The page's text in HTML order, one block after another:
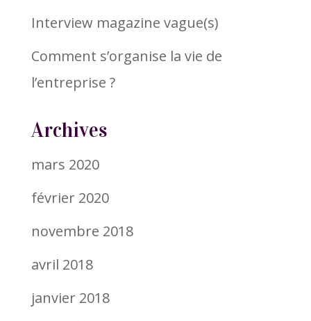
Interview magazine vague(s)
Comment s’organise la vie de
l’entreprise ?
Archives
mars 2020
février 2020
novembre 2018
avril 2018
janvier 2018